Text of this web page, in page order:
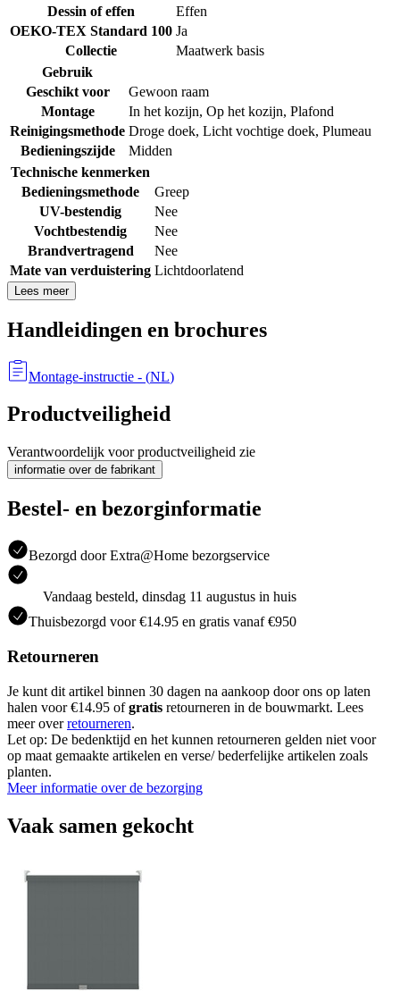
Dessin of effen
Effen
OEKO-TEX Standard 100 Ja
Collectie
Maatwerk basis
Gebruik
Geschikt voor
Gewoon raam
Montage
In het kozijn, Op het kozijn, Plafond
Reinigingsmethode Droge doek, Licht vochtige doek, Plumeau
Bedieningszijde
Midden
Technische kenmerken
Bedieningsmethode
Greep
UV-bestendig
Nee
Vochtbestendig
Nee
Brandvertragend
Nee
Mate van verduistering Lichtdoorlatend
Lees meer
Handleidingen en brochures
Montage-instructie - (NL)
Productveiligheid
Verantwoordelijk voor productveiligheid zie
informatie over de fabrikant
Bestel- en bezorginformatie
Bezorgd door Extra@Home bezorgservice
Vandaag besteld, dinsdag 11 augustus in huis
Thuisbezorgd voor €14.95 en gratis vanaf €950
Retourneren
Je kunt dit artikel binnen 30 dagen na aankoop door ons op laten
halen voor €14.95 ofgratis retourneren in de bouwmarkt. Lees
meer overretourneren.
Let op: De bedenktijd en het kunnen retourneren gelden niet voor
op maat gemaakte artikelen en verse/ bederfelijke artikelen zoals
planten.
Meer informatie over de bezorging
Vaak samen gekocht